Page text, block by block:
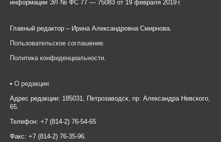
информации ЭЛ № ФС 77 — 75083 от 19 февраля 2019 г.
Главный редактор – Ирина Александровна Смирнова.
Пользовательское соглашение
Политика конфиденциальности
• О редакции
Адрес редакции: 185031, Петрозаводск, пр. Александра Невского,
65.
Телефон: +7 (814-2) 76-54-65
Факс: +7 (814-2) 76-35-96.